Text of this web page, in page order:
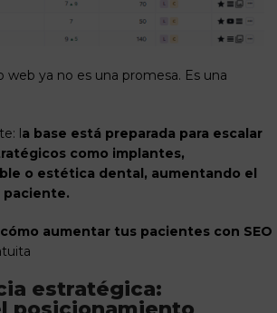
web ya no es una promesa. Es una
la base está preparada para escalar
como implantes,
o estética dental, aumentando el
aumentar tus pacientes con SEO
estratégica: